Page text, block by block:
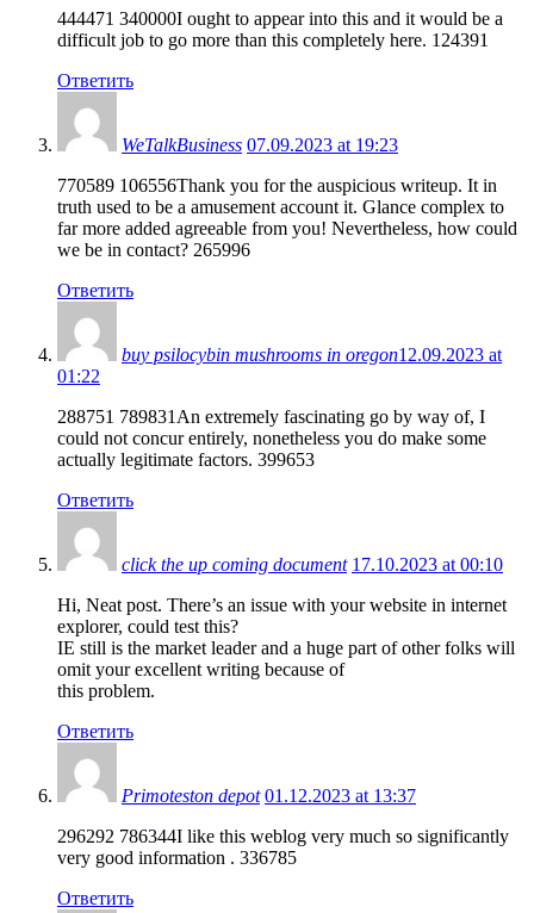
444471 340000I ought to appear into this and it would be a
difficult job to go more than this completely here. 124391
Ответить
WeTalkBusiness 07.09.2023 at 19:23
770589 106556Thank you for the auspicious writeup. It in
truth used to be a amusement account it. Glance complex to
far more added agreeable from you! Nevertheless, how could
we be in contact? 265996
Ответить
buy psilocybin mushrooms in oregon​12.09.2023 at
01:22
288751 789831An extremely fascinating go by way of, I
could not concur entirely, nonetheless you do make some
actually legitimate factors. 399653
Ответить
click the up coming document 17.10.2023 at 00:10
Hi, Neat post. There’s an issue with your website in internet
explorer, could test this?
IE still is the market leader and a huge part of other folks will
omit your excellent writing because of
this problem.
Ответить
Primoteston depot 01.12.2023 at 13:37
296292 786344I like this weblog very much so significantly
very good information . 336785
Ответить